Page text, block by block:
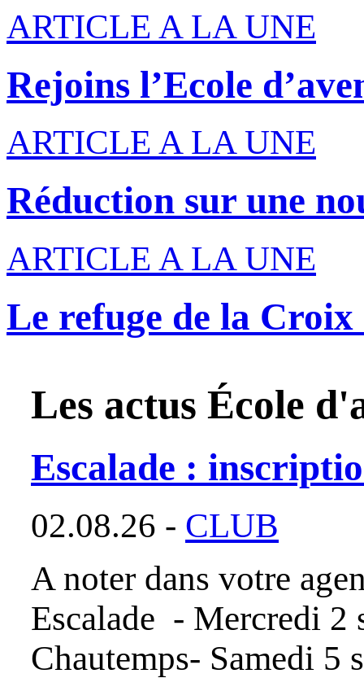
ARTICLE A LA UNE
Rejoins l’Ecole
ARTICLE A LA UNE
Réduction sur une
ARTICLE A LA UNE
Le refuge de la
Les actus École
Escalade :
02.08.26 - CLUB
A noter dans votre
Escalade - Mercredi 2
Chautemps- Samedi 5